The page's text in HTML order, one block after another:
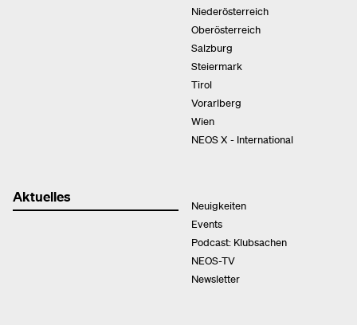
Niederösterreich
Oberösterreich
Salzburg
Steiermark
Tirol
Vorarlberg
Wien
NEOS X - International
Aktuelles
Neuigkeiten
Events
Podcast: Klubsachen
NEOS-TV
Newsletter